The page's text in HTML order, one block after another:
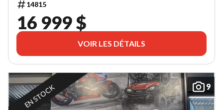
14815
16 999 $
VOIR LES DÉTAILS
9
EN STOCK